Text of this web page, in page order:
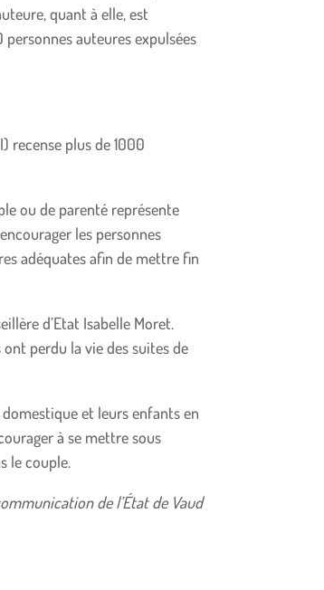
quant à elle, est
auteures expulsées
recense plus de 1000
ou de parenté représente
les personnes
adéquates afin de mettre fin
d’Etat Isabelle Moret.
perdu la vie des suites de
et leurs enfants en
à se mettre sous
le couple.
de l’État de Vaud